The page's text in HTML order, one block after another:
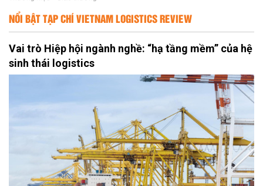
NỔI BẬT TẠP CHÍ VIETNAM LOGISTICS REVIEW
Vai trò Hiệp hội ngành nghề: “hạ tầng mềm” của hệ
sinh thái logistics